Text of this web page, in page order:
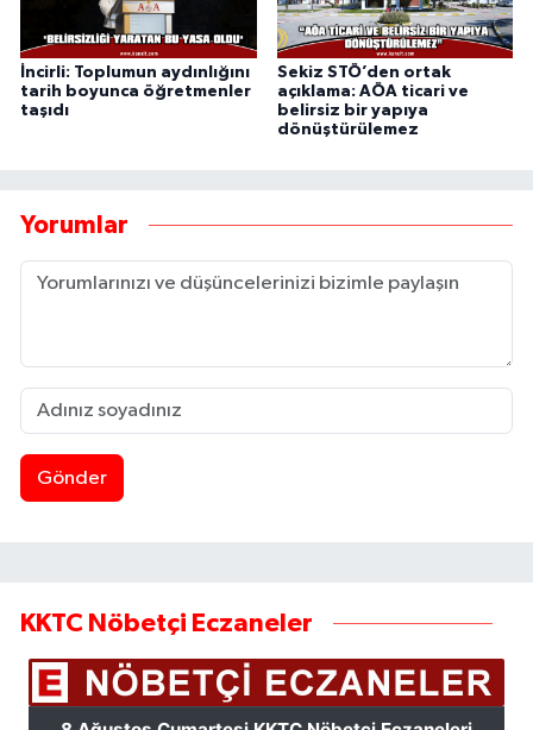
İncirli: Toplumun aydınlığını
tarih boyunca öğretmenler
taşıdı
Sekiz STÖ’den ortak
açıklama: AÖA ticari ve
belirsiz bir yapıya
dönüştürülemez
Yorumlar
Gönder
KKTC Nöbetçi Eczaneler